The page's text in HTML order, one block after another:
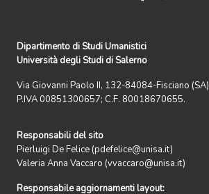
Dipartimento di Studi Umanistici
Università degli Studi di Salerno
Via Giovanni Paolo II, 132-84084-Fisciano (SA)
P.IVA 00851300657; C.F. 80018670655.
Responsabili del sito
Pierluigi De Felice (pdefelice@unisa.it)
Valeria Anna Vaccaro (vvaccaro@unisa.it)
Responsabile aggiornamenti layout: